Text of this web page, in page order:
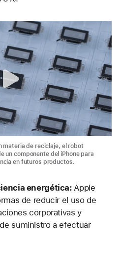
materia de reciclaje, el robot
un componente del iPhone para
en futuros productos.
energética:Apple
de reducir el uso de
corporativas y
suministro a efectuar